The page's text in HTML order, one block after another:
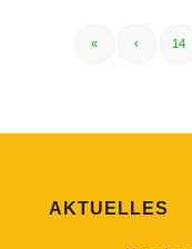
« ‹ 14
AKTUELLES